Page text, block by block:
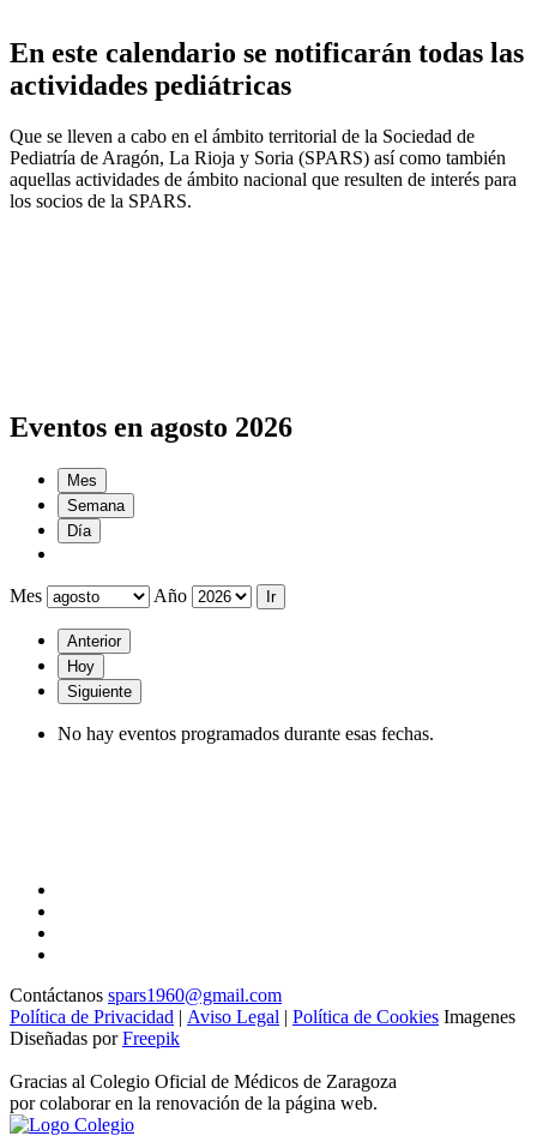
En este calendario se notificarán todas las
actividades pediátricas
Que se lleven a cabo en el ámbito territorial de la Sociedad de
Pediatría de Aragón, La Rioja y Soria (SPARS) así como también
aquellas actividades de ámbito nacional que resulten de interés para
los socios de la SPARS.
Eventos en agosto 2026
Mes
Semana
Día
Mes Año
Anterior
Hoy
Siguiente
No hay eventos programados durante esas fechas.
Contáctanos spars1960@gmail.com
Política de Privacidad | Aviso Legal | Política de Cookies Imagenes
Diseñadas porFreepik
Gracias al Colegio Oficial de Médicos de Zaragoza
por colaborar en la renovación de la página web.